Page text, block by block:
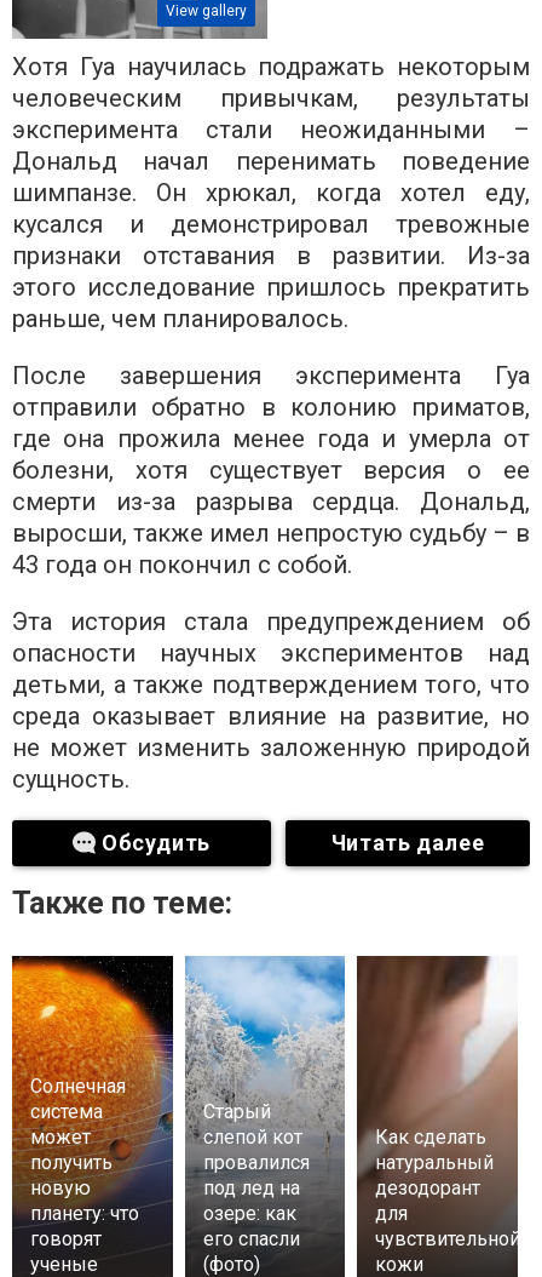
View gallery
Хотя Гуа научилась подражать некоторым
человеческим привычкам, результаты
эксперимента стали неожиданными –
Дональд начал перенимать поведение
шимпанзе. Он хрюкал, когда хотел еду,
кусался и демонстрировал тревожные
признаки отставания в развитии. Из-за
этого исследование пришлось прекратить
раньше, чем планировалось.
После завершения эксперимента Гуа
отправили обратно в колонию приматов,
где она прожила менее года и умерла от
болезни, хотя существует версия о ее
смерти из-за разрыва сердца. Дональд,
выросши, также имел непростую судьбу – в
43 года он покончил с собой.
Эта история стала предупреждением об
опасности научных экспериментов над
детьми, а также подтверждением того, что
среда оказывает влияние на развитие, но
не может изменить заложенную природой
сущность.
Обсудить Читать далее
Также по теме:
Солнечная
система
может
получить
новую
планету: что
говорят
ученые
Старый
слепой кот
провалился
под лед на
озере: как
его спасли
(фото)
Как сделать
натуральный
дезодорант
для
чувствительной
кожи